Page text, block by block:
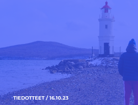
TIEDOTTEET / 16.10.23